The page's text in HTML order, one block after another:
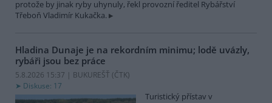
protože by jinak ryby uhynuly, řekl provozní ředitel Rybářství
Třeboň Vladimír Kukačka.
Hladina Dunaje je na rekordním minimu; lodě uvázly,
rybáři jsou bez práce
5.8.2026 15:37 | BUKUREŠŤ (ČTK)
Diskuse: 17
Turistický přístav v